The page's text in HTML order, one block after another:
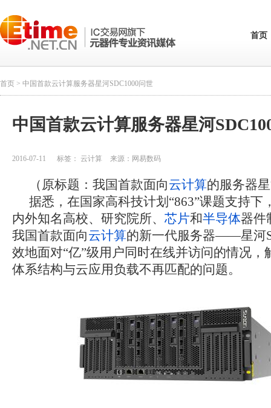
首页
首页 > 中国首款云计算服务器星河SDC1000问世
中国首款云计算服务器星河
2016-07-11 标签： 云计算 来源： 网易数码
（原标题：我国首款面向云计算的服务器
据悉，在国家高科技计划“863”课题支持下
内外知名高校、研究院所、 芯片和半导体器件
我国首款面向云计算的新一代服务器——星河
效地面对“亿”级用户同时在线并访问的情况，
体系结构与云应用负载不再匹配的问题。